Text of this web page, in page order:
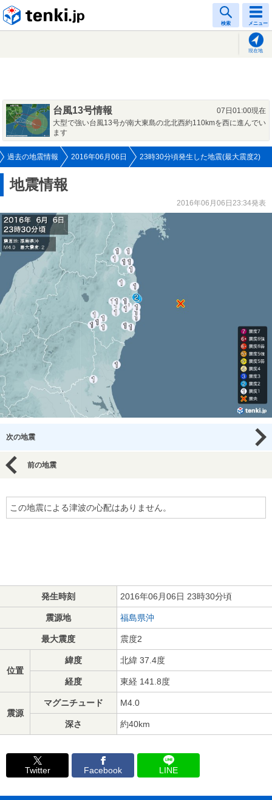
検索 メニュー
現在地
台風13号情報
07日01:00現在
大型で強い台風13号が南大東島の北北西約110kmを西に進んでい
ます
過去の地震情報 2016年06月06日 23時30分頃発生した地震(最大震度2)
地震情報
2016年06月06日23:34発表
次の地震
前の地震
この地震による津波の心配はありません。
発生時刻 2016年06月06日 23時30分頃
震源地 福島県沖
最大震度 震度2
位置
緯度 北緯 37.4度
経度 東経 141.8度
震源
マグニチュード M4.0
深さ 約40km
Twitter Facebook LINE